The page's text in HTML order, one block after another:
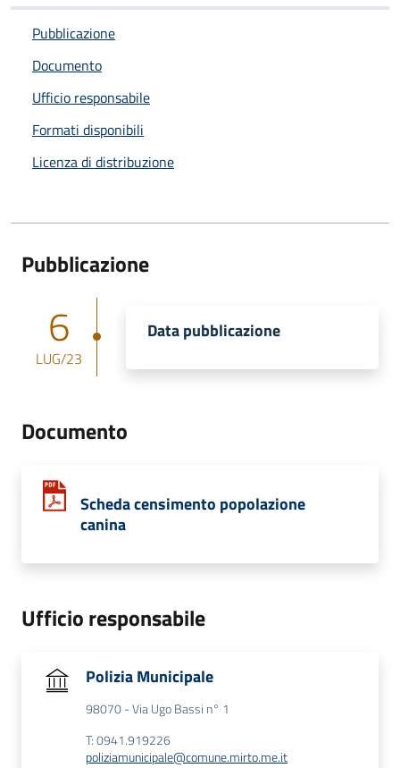
Pubblicazione
Documento
Ufficio responsabile
Formati disponibili
Licenza di distribuzione
Pubblicazione
6
LUG/23
Data pubblicazione
Documento
Scheda censimento popolazione
canina
Ufficio responsabile
Polizia Municipale
98070 - Via Ugo Bassi n° 1
T: 0941.919226
poliziamunicipale@comune.mirto.me.it